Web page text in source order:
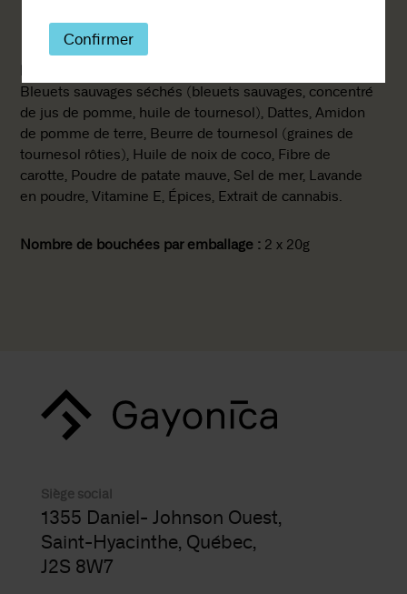
Bleuets sauvages séchés (bleuets sauvages, concentré
de jus de pomme, huile de tournesol), Dattes, Amidon
de pomme de terre, Beurre de tournesol (graines de
tournesol rôties), Huile de noix de coco, Fibre de
carotte, Poudre de patate mauve, Sel de mer, Lavande
en poudre, Vitamine E, Épices, Extrait de cannabis.
Nombre de bouchées par emballage : 2 x 20g
Siège social
1355 Daniel- Johnson Ouest,
Saint-Hyacinthe, Québec,
J2S 8W7
Confirmer